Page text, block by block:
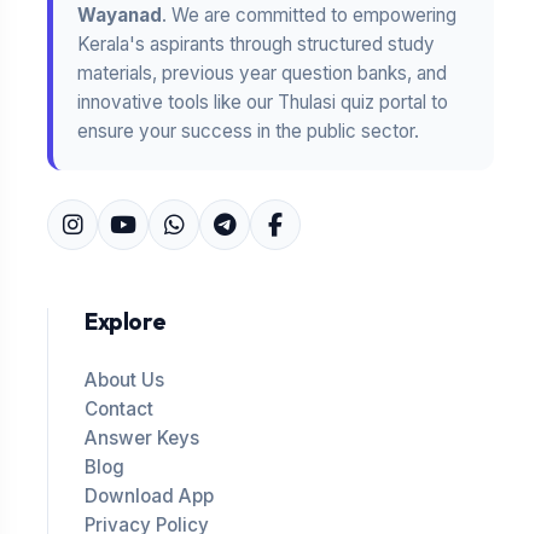
Wayanad . We are committed to empowering
Kerala's aspirants through structured study
materials, previous year question banks, and
innovative tools like our Thulasi quiz portal to
ensure your success in the public sector.
Explore
About Us
Contact
Answer Keys
Blog
Download App
Privacy Policy